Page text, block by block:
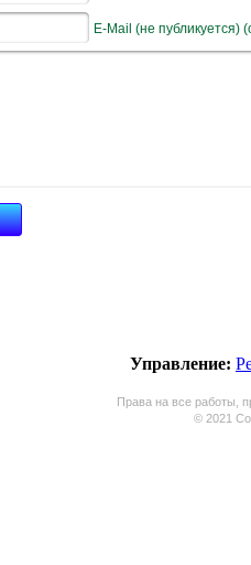
E-Mail (не публикуется)
Управление:
Права на все работы,
© 2021